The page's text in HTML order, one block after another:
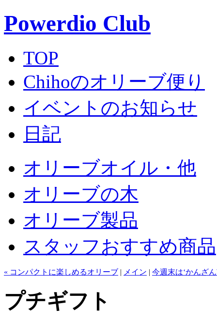
Powerdio Club
TOP
Chihoのオリーブ便り
イベントのお知らせ
日記
オリーブオイル・他
オリーブの木
オリーブ製品
スタッフおすすめ商品
« コンパクトに楽しめるオリーブ | メイン | 今週末は‘かんざ
プチギフト